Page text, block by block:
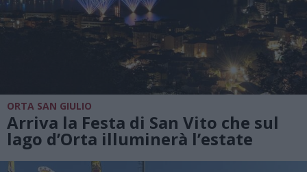
ORTA SAN GIULIO
Arriva la Festa di San Vito che sul
lago d’Orta illuminerà l’estate